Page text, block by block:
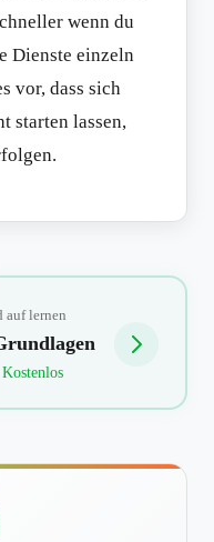
wenn du
Dienste einzeln
vor, dass sich
starten lassen,
auf lernen